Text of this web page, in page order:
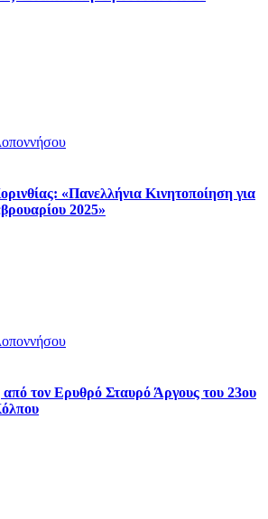
«Πανελλήνια Κινητοποίηση για
2025»
τον Ερυθρό Σταυρό Άργους του 23ου